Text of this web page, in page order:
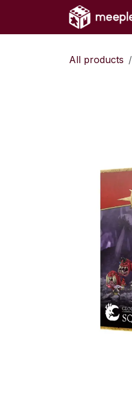
All products